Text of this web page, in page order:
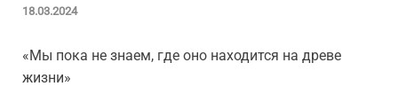
18.03.2024
«Мы пока не знаем, где оно находится на древе
жизни»